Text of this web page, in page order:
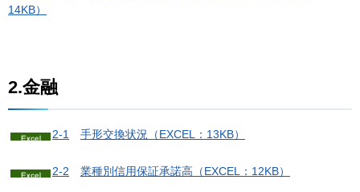
14KB）
2.金融
2-1 手形交換状況（EXCEL：13KB）
2-2 業種別信用保証承諾高（EXCEL：12KB）